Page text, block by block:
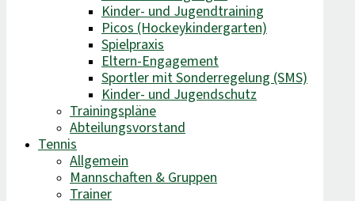
Kinder- und Jugendtraining
Picos (Hockeykindergarten)
Spielpraxis
Eltern-Engagement
Sportler mit Sonderregelung (SMS)
Kinder- und Jugendschutz
Trainingspläne
Abteilungsvorstand
Tennis
Allgemein
Mannschaften & Gruppen
Trainer